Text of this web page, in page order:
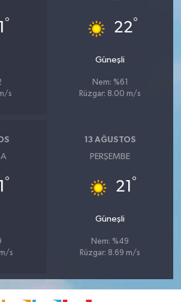
°
s
22°
Güneşli
Nem: %61
Rüzgar: 8.00 m/s
°
s
13 AĞUSTOS
PERŞEMBE
21 °
Güneşli
Nem: %49
Rüzgar: 8.69 m/s